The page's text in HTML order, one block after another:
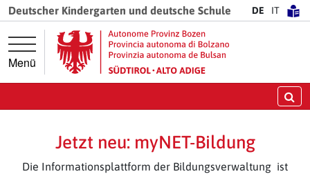
Springe direkt zur Hauptnavigation
Springe direkt zum Inhalt
Deutscher Kindergarten und deutsche Schule DE IT
Menü
Jetzt neu: myNET-Bildung
Die Informationsplattform der Bildungsverwaltung ist